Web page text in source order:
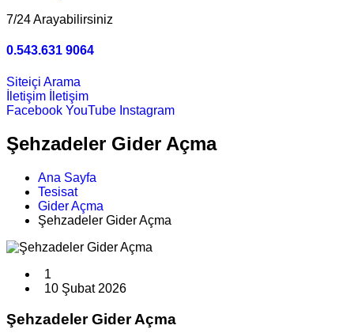
7/24 Arayabilirsiniz
0.543.631 9064
Siteiçi Arama
İletişim
İletişim
Facebook YouTube Instagram
Şehzadeler Gider Açma
Ana Sayfa
Tesisat
Gider Açma
Şehzadeler Gider Açma
1
10 Şubat 2026
Şehzadeler Gider Açma